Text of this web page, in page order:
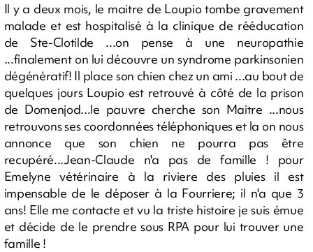
Il y a deux mois, le maitre de Loupio tombe gravement
malade et est hospitalisé à la clinique de rééducation
de Ste-Clotilde ...on pense à une neuropathie
...finalement on lui découvre un syndrome parkinsonien
dégénératif! Il place son chien chez un ami ...au bout de
quelques jours Loupio est retrouvé à côté de la prison
de Domenjod...le pauvre cherche son Maitre ...nous
retrouvons ses coordonnées téléphoniques et la on nous
annonce que son chien ne pourra pas être
recupéré...Jean-Claude n'a pas de famille ! pour
Emelyne vétérinaire à la riviere des pluies il est
impensable de le déposer à la Fourriere; il n'a que 3
ans! Elle me contacte et vu la triste histoire je suis émue
et décide de le prendre sous RPA pour lui trouver une
famille !